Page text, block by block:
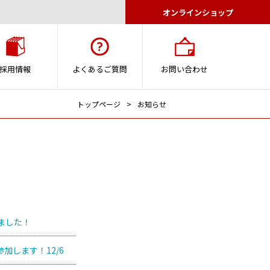
オンラインショップ
採用情報 よくあるご質問 お問い合わせ
トップページ お知らせ
た！
加します！12/6